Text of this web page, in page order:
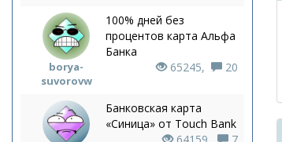
borya-
suvorovw
100% дней без
процентов карта Альфа
Банка
65245,
20
Банковская карта
«Синица» от Touch Bank